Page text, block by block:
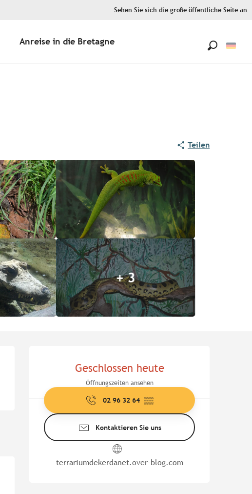
Sehen Sie sich die große öffentliche Seite an
Anreise in die Bretagne
Teilen
+ 3
Geschlossen heute
Öffnungszeiten ansehen
02 96 32 64 ▒▒
Kontaktieren Sie uns
terrariumdekerdanet.over-blog.com